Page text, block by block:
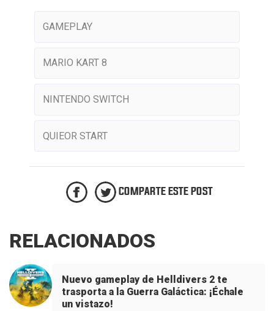
GAMEPLAY
MARIO KART 8
NINTENDO SWITCH
QUIEOR START
COMPARTE ESTE POST
RELACIONADOS
Nuevo gameplay de Helldivers 2 te
trasporta a la Guerra Galáctica: ¡Échale
un vistazo!